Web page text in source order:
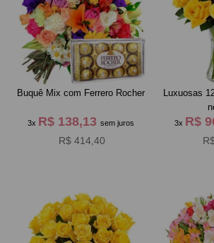
Buquê Mix com Ferrero Rocher
3x R$ 138,13 sem juros
R$ 414,40
Luxuosas
3x R$